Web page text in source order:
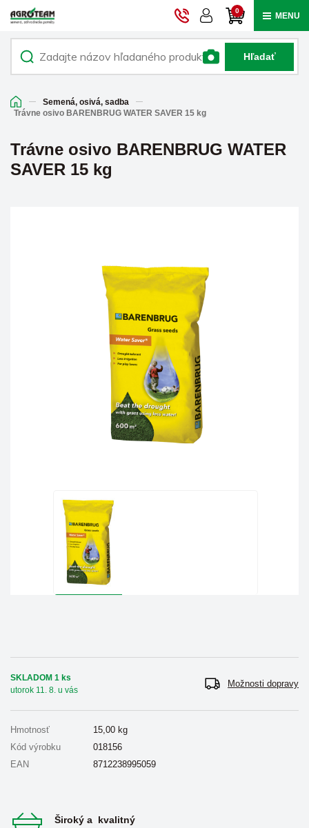
0 MENU
Hľadať
Semená, osivá, sadba
Trávne osivo BARENBRUG WATER SAVER 15 kg
Trávne osivo BARENBRUG WATER
SAVER 15 kg
SKLADOM 1 ks
utorok 11. 8. u vás
Možnosti dopravy
Hmotnosť 15,00 kg
Kód výrobku
018156
EAN
8712238995059
Široký a kvalitný